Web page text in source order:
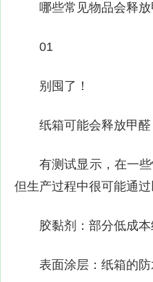
哪些常见物品会释
01
别囤了！
纸箱可能会释放甲醛
有测试显示，在一
但生产过程中很可能通过
胶黏剂：部分低成
表面涂层：纸箱的